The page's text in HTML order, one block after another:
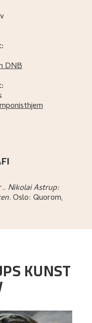
DNB
. Nikolai Astrup:
.Oslo: Quorom,
KUNST